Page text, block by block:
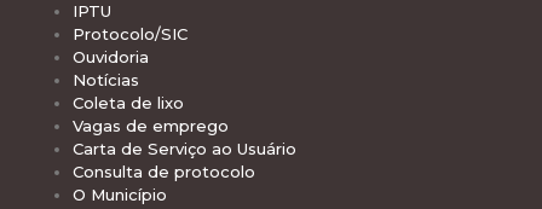
IPTU
Protocolo/SIC
Ouvidoria
Notícias
Coleta de lixo
Vagas de emprego
Carta de Serviço ao Usuário
Consulta de protocolo
O Município